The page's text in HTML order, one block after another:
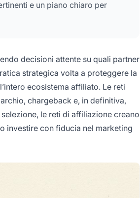
e un piano chiaro per
decisioni attente su quali partner
strategica volta a proteggere la
ecosistema affiliato. Le reti
chargeback e, in definitiva,
le reti di affiliazione creano
investire con fiducia nel marketing